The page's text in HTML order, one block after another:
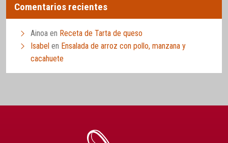
Comentarios recientes
Ainoa en Receta de Tarta de queso
Isabel en Ensalada de arroz con pollo, manzana y
cacahuete